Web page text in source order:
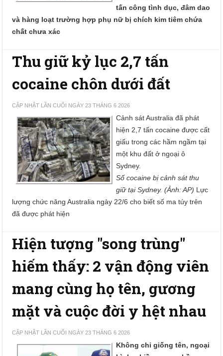
tấn công tình dục, đâm dao
và hàng loạt trường hợp phụ nữ bị chích kim tiêm chứa
chất chưa xác
Thu giữ kỷ lục 2,7 tấn
cocaine chôn dưới đất
CẬP NHẬT LẦN CUỐI NGÀY 23 THÁNG 6 2026
Cảnh sát Australia đã phát
hiện 2,7 tấn cocaine được cất
giấu trong các hầm ngầm tại
một khu đất ở ngoại ô
Sydney.
Số cocaine bị cảnh sát thu
giữ tại Sydney. (Ảnh: AP) Lực
lượng chức năng Australia ngày 22/6 cho biết số ma túy trên
đã được phát hiện
Hiện tượng "song trùng"
hiếm thấy: 2 vận động viên
mang cùng họ tên, gương
mặt và cuộc đời y hệt nhau
CẬP NHẬT LẦN CUỐI NGÀY 23 THÁNG 6 2026
Không chỉ giống tên, ngoại